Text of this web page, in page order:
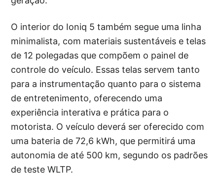
O interior do Ioniq 5 também segue uma linha
minimalista, com materiais sustentáveis e telas
de 12 polegadas que compõem o painel de
controle do veículo. Essas telas servem tanto
para a instrumentação quanto para o sistema
de entretenimento, oferecendo uma
experiência interativa e prática para o
motorista. O veículo deverá ser oferecido com
uma bateria de 72,6 kWh, que permitirá uma
autonomia de até 500 km, segundo os padrões
de teste WLTP.